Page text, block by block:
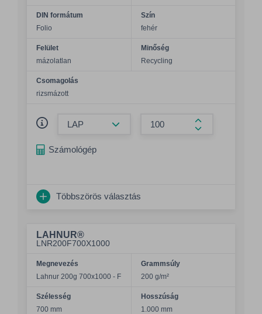
DIN formátum
Folio
Szín
fehér
Felület
mázolatlan
Minőség
Recycling
Csomagolás
rizsmázott
Összeg
Számológép
Többszörös választás
LAHNUR®
LNR200F700X1000
Megnevezés
Lahnur 200g 700x1000 - F
Grammsúly
200 g/m²
Szélesség
700 mm
Hosszúság
1.000 mm